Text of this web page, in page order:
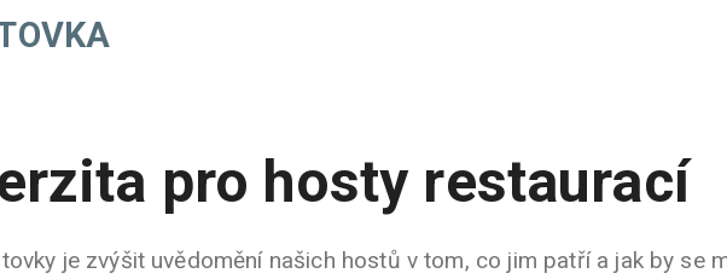
pro hosty restaurací
je zvýšit uvědomění našich hostů v tom, co jim patří a jak by se